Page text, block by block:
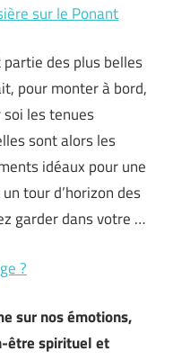
sur le Ponant
des plus belles
pour monter à bord,
les tenues
sont alors les
idéaux pour une
tour d’horizon des
garder dans votre …
?
sur nos émotions,
être spirituel et